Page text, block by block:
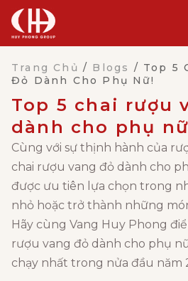
Trang Chủ / Blogs / Top 5
Đỏ Dành Cho Phụ Nữ!
Top 5 chai rượu
dành cho phụ
Cùng với sự thịnh hành của
chai rượu vang đỏ dành cho
được ưu tiên lựa chọn trong
nhỏ hoặc trở thành những
Hãy cùng Vang Huy Phong
rượu vang đỏ dành cho phụ
chạy nhất trong nửa đầu năm